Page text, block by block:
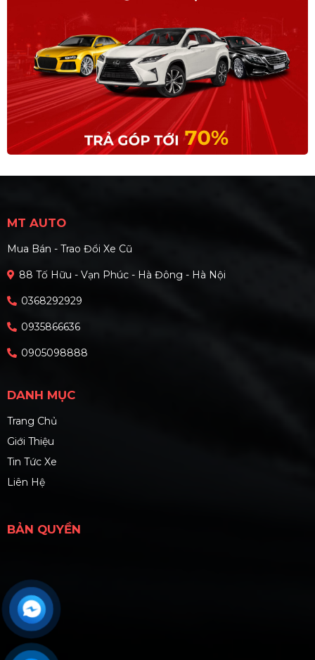
MT AUTO
Mua Bán - Trao Đổi Xe Cũ
88 Tố Hữu - Vạn Phúc - Hà Đông - Hà Nội
0368292929
0935866636
0905098888
DANH MỤC
Trang Chủ
Giới Thiệu
Tin Tức Xe
Liên Hệ
BẢN QUYỀN